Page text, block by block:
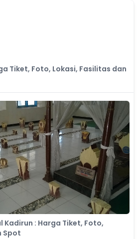
Tiket, Foto, Lokasi, Fasilitas dan
Kadirun : Harga Tiket, Foto,
Spot